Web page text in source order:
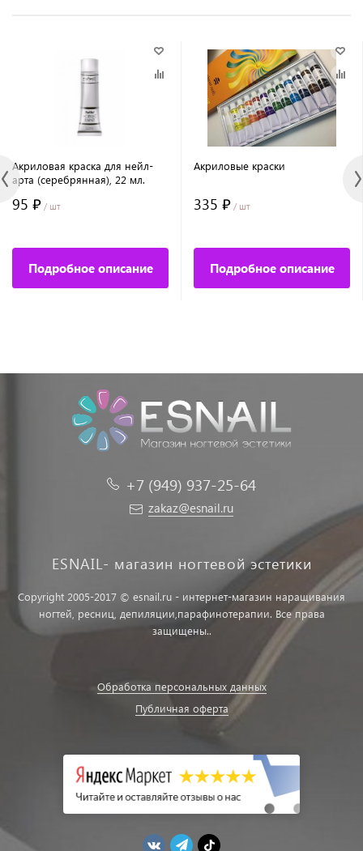
Акриловая краска для нейл-
арта (серебрянная), 22 мл.
95 ₽ / шт
Подробное описание
Акриловые краски
335 ₽ / шт
Подробное описание
+7 (949) 937-25-64
zakaz@esnail.ru
ESNAIL- магазин ногтевой эстетики
Copyright 2005-2017 © esnail.ru - интернет-магазин наращивания
ногтей, ресниц, депиляции,парафинотерапии. Все права
защищены..
Обработка персональных данных
Публичная оферта